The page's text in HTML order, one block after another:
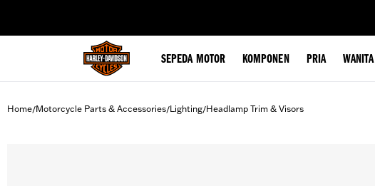
SEPEDA MOTOR KOMPONEN PRIA WANITA
Home/Motorcycle Parts & Accessories/Lighting/Headlamp Trim & Visors